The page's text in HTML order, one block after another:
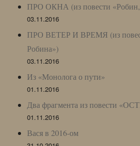
ПРО ОКНА (из повести
03.11.2016
ПРО ВЕТЕР И ВРЕМЯ (из
Робина»)
03.11.2016
Из «Монолога о пути»
01.11.2016
Два фрагмента из повести
01.11.2016
Вася в 2016-ом